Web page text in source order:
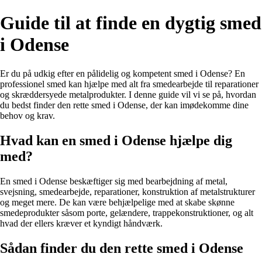
Guide til at finde en dygtig smed
i Odense
Er du på udkig efter en pålidelig og kompetent smed i Odense? En
professionel smed kan hjælpe med alt fra smedearbejde til reparationer
og skræddersyede metalprodukter. I denne guide vil vi se på, hvordan
du bedst finder den rette smed i Odense, der kan imødekomme dine
behov og krav.
Hvad kan en smed i Odense hjælpe dig
med?
En smed i Odense beskæftiger sig med bearbejdning af metal,
svejsning, smedearbejde, reparationer, konstruktion af metalstrukturer
og meget mere. De kan være behjælpelige med at skabe skønne
smedeprodukter såsom porte, gelændere, trappekonstruktioner, og alt
hvad der ellers kræver et kyndigt håndværk.
Sådan finder du den rette smed i Odense